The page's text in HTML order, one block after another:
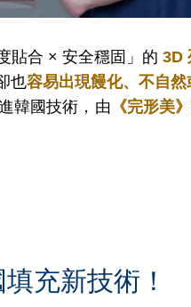
貼合 × 安全穩固」的 3D
也容易出現饅化、不自然
韓國技術，由 《完形美
充新技術！